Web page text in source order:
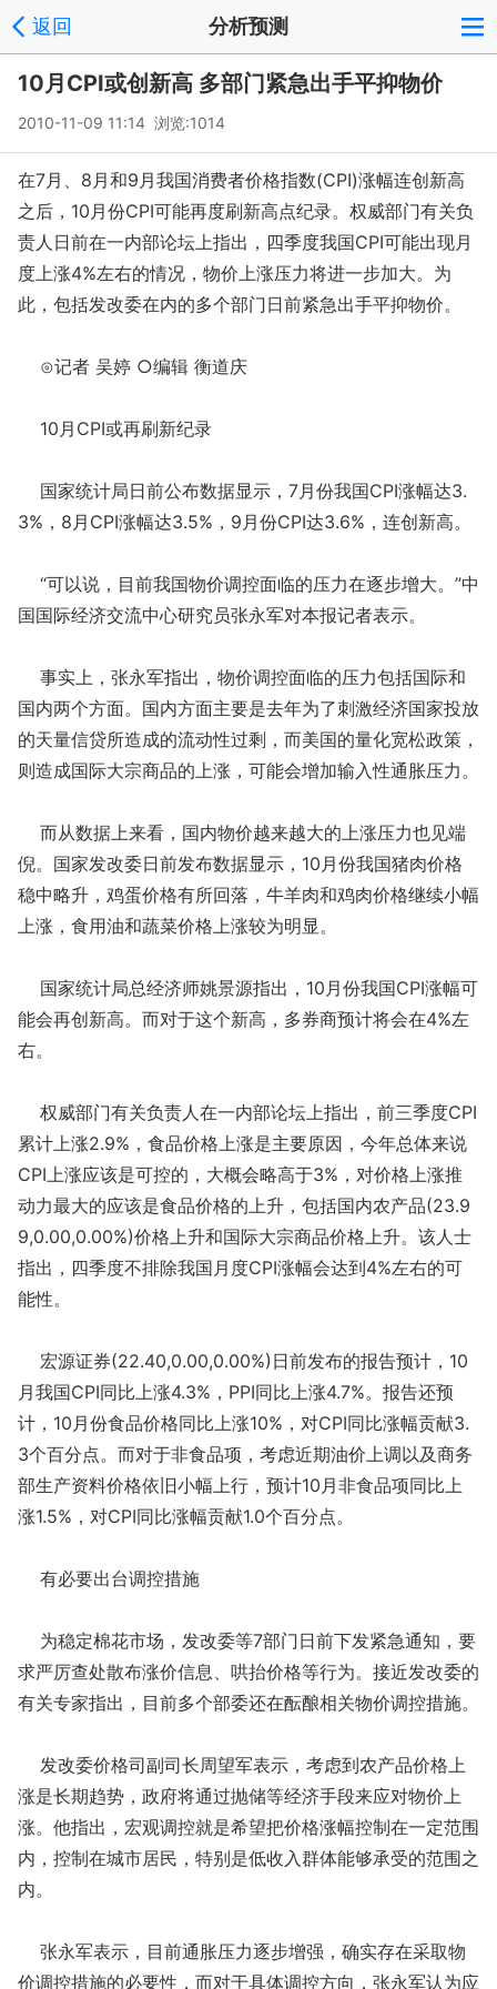
返回 分析预测
10月CPI或创新高 多部门紧急出手平抑物价
2010-11-09 11:14 浏览:1014
在7月、8月和9月我国消费者价格指数(CPI)涨幅连创新高
之后，10月份CPI可能再度刷新高点纪录。权威部门有关负
责人日前在一内部论坛上指出，四季度我国CPI可能出现月
度上涨4%左右的情况，物价上涨压力将进一步加大。为
此，包括发改委在内的多个部门日前紧急出手平抑物价。
⊙记者 吴婷 ○编辑 衡道庆
10月CPI或再刷新纪录
国家统计局日前公布数据显示，7月份我国CPI涨幅达3.
3%，8月CPI涨幅达3.5%，9月份CPI达3.6%，连创新高。
“可以说，目前我国物价调控面临的压力在逐步增大。”中
国国际经济交流中心研究员张永军对本报记者表示。
事实上，张永军指出，物价调控面临的压力包括国际和
国内两个方面。国内方面主要是去年为了刺激经济国家投放
的天量信贷所造成的流动性过剩，而美国的量化宽松政策，
则造成国际大宗商品的上涨，可能会增加输入性通胀压力。
而从数据上来看，国内物价越来越大的上涨压力也见端
倪。国家发改委日前发布数据显示，10月份我国猪肉价格
稳中略升，鸡蛋价格有所回落，牛羊肉和鸡肉价格继续小幅
上涨，食用油和蔬菜价格上涨较为明显。
国家统计局总经济师姚景源指出，10月份我国CPI涨幅可
能会再创新高。而对于这个新高，多券商预计将会在4%左
右。
权威部门有关负责人在一内部论坛上指出，前三季度CPI
累计上涨2.9%，食品价格上涨是主要原因，今年总体来说
CPI上涨应该是可控的，大概会略高于3%，对价格上涨推
动力最大的应该是食品价格的上升，包括国内农产品(23.9
9,0.00,0.00%)价格上升和国际大宗商品价格上升。该人士
指出，四季度不排除我国月度CPI涨幅会达到4%左右的可
能性。
宏源证券(22.40,0.00,0.00%)日前发布的报告预计，10
月我国CPI同比上涨4.3%，PPI同比上涨4.7%。报告还预
计，10月份食品价格同比上涨10%，对CPI同比涨幅贡献3.
3个百分点。而对于非食品项，考虑近期油价上调以及商务
部生产资料价格依旧小幅上行，预计10月非食品项同比上
涨1.5%，对CPI同比涨幅贡献1.0个百分点。
有必要出台调控措施
为稳定棉花市场，发改委等7部门日前下发紧急通知，要
求严厉查处散布涨价信息、哄抬价格等行为。接近发改委的
有关专家指出，目前多个部委还在酝酿相关物价调控措施。
发改委价格司副司长周望军表示，考虑到农产品价格上
涨是长期趋势，政府将通过抛储等经济手段来应对物价上
涨。他指出，宏观调控就是希望把价格涨幅控制在一定范围
内，控制在城市居民，特别是低收入群体能够承受的范围之
内。
张永军表示，目前通胀压力逐步增强，确实存在采取物
价调控措施的必要性，而对于具体调控方向，张永军认为应